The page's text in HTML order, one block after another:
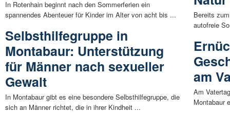
In Rotenhain beginnt nach den Sommerferien ein
spannendes Abenteuer für Kinder im Alter von acht bis ...
Selbsthilfegruppe in
Montabaur: Unterstützung
für Männer nach sexueller
Gewalt
In Montabaur gibt es eine besondere Selbsthilfegruppe, die
sich an Männer richtet, die in ihrer Kindheit ...
Bereits
autofreie
am
Am
Montabaur